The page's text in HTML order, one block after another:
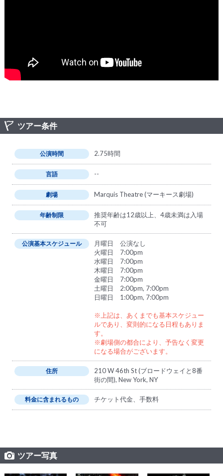
ツアー条件
公演時間 2.75時間
言語 --
劇場 Marquis Theatre (マーキース劇場)
年齢制限
推奨年齢は12歳以上、4歳未満は入場
不可
公演基本スケジュール
月曜日 公演なし
火曜日 7:00pm
水曜日 7:00pm
木曜日 7:00pm
金曜日 7:00pm
土曜日 2:00pm, 7:00pm
日曜日 1:00pm, 7:00pm
※上記は、あくまでも基本スケジュー
ルであり、変則的になる日程もありま
す。
※劇場側の都合により、予告なく変更
になる場合がございます。
住所
210 W 46th St (ブロードウェイと8番
街の間), New York, NY
料金に含まれるもの チケット代金、手数料
ツアー写真